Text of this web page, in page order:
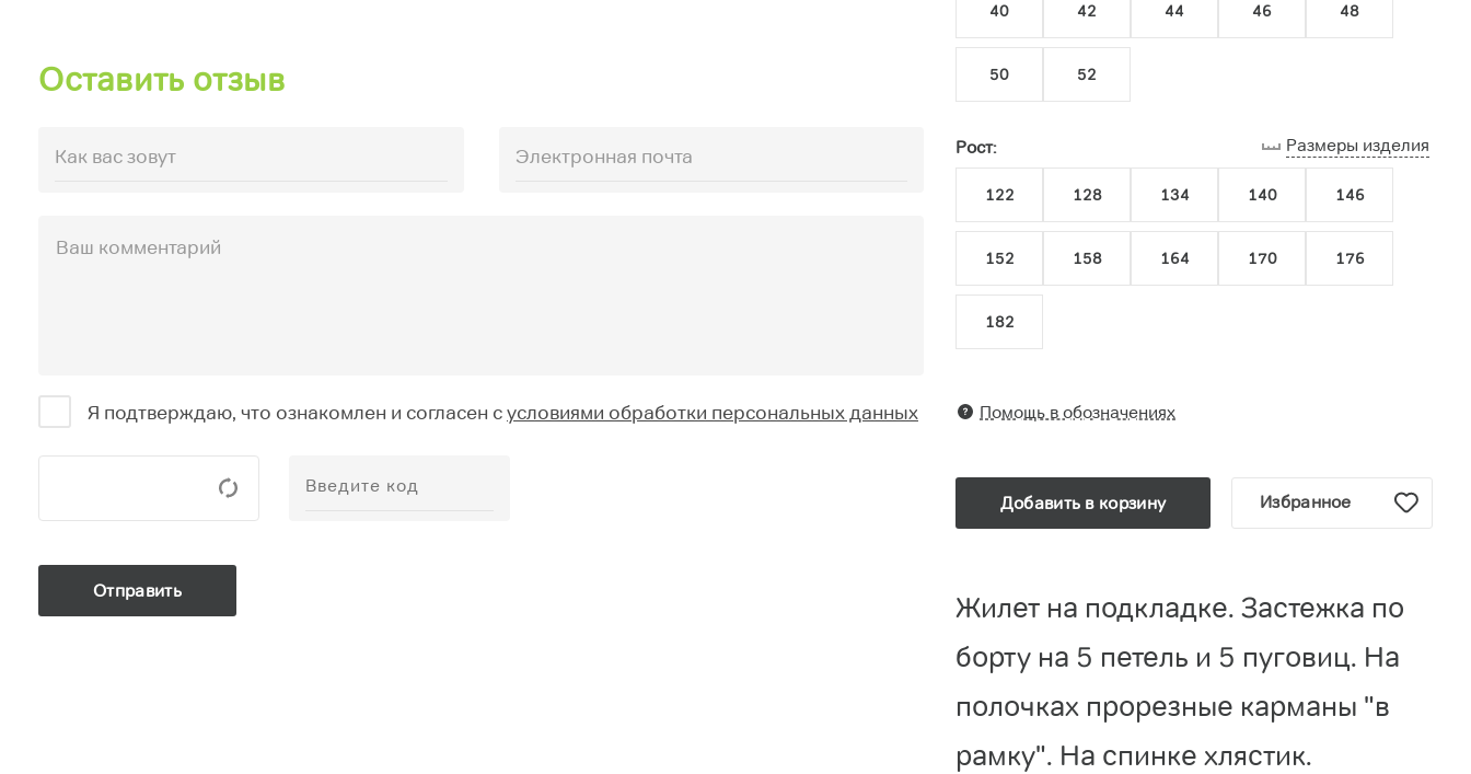
Оставить отзыв
Я подтверждаю, что ознакомлен и согласен сусловиями обработки персональных данных
40 42 44 46 48
50 52
Рост: Размеры изделия
122 128 134 140 146
152 158 164 170 176
182
Помощь в обозначениях
Добавить в корзину Избранное
Жилет на подкладке. Застежка по
борту на 5 петель и 5 пуговиц. На
полочках прорезные карманы "в
рамку". На спинке хлястик.